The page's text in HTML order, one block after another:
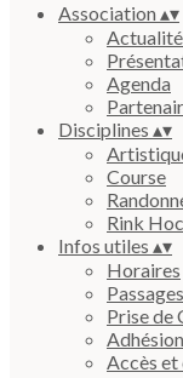
Association▴▾
Agenda
Disciplines ▴▾
Course
Rink
Infos utiles ▴▾
Horaires
Prise de
Accès